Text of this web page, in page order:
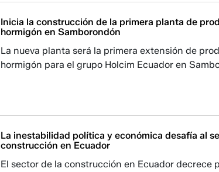
Inicia la construcción de la primera planta de
hormigón en Samborondón
La nueva planta será la primera extensión de
hormigón para el grupo Holcim Ecuador en
La inestabilidad política y económica desafía al
construcción en Ecuador
El sector de la construcción en Ecuador decrece